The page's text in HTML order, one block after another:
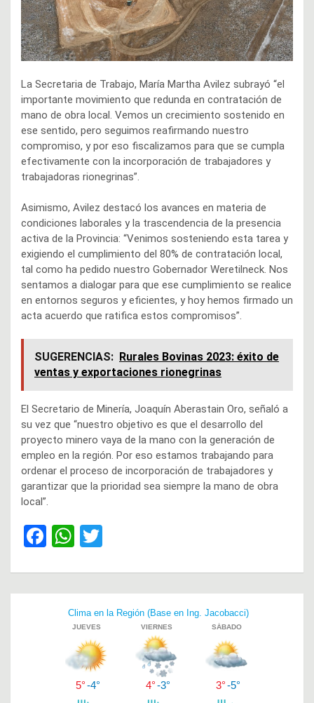
La Secretaria de Trabajo, María Martha Avilez subrayó “el
importante movimiento que redunda en contratación de
mano de obra local. Vemos un crecimiento sostenido en
ese sentido, pero seguimos reafirmando nuestro
compromiso, y por eso fiscalizamos para que se cumpla
efectivamente con la incorporación de trabajadores y
trabajadoras rionegrinas”.
Asimismo, Avilez destacó los avances en materia de
condiciones laborales y la trascendencia de la presencia
activa de la Provincia: “Venimos sosteniendo esta tarea y
exigiendo el cumplimiento del 80% de contratación local,
tal como ha pedido nuestro Gobernador Weretilneck. Nos
sentamos a dialogar para que ese cumplimiento se realice
en entornos seguros y eficientes, y hoy hemos firmado un
acta acuerdo que ratifica estos compromisos”.
SUGERENCIAS: Rurales Bovinas 2023: éxito de
ventas y exportaciones rionegrinas
El Secretario de Minería, Joaquín Aberastain Oro, señaló a
su vez que “nuestro objetivo es que el desarrollo del
proyecto minero vaya de la mano con la generación de
empleo en la región. Por eso estamos trabajando para
ordenar el proceso de incorporación de trabajadores y
garantizar que la prioridad sea siempre la mano de obra
local”.
F
ce
W
at
s
A
p
p
tt
er
Navegación
entradas